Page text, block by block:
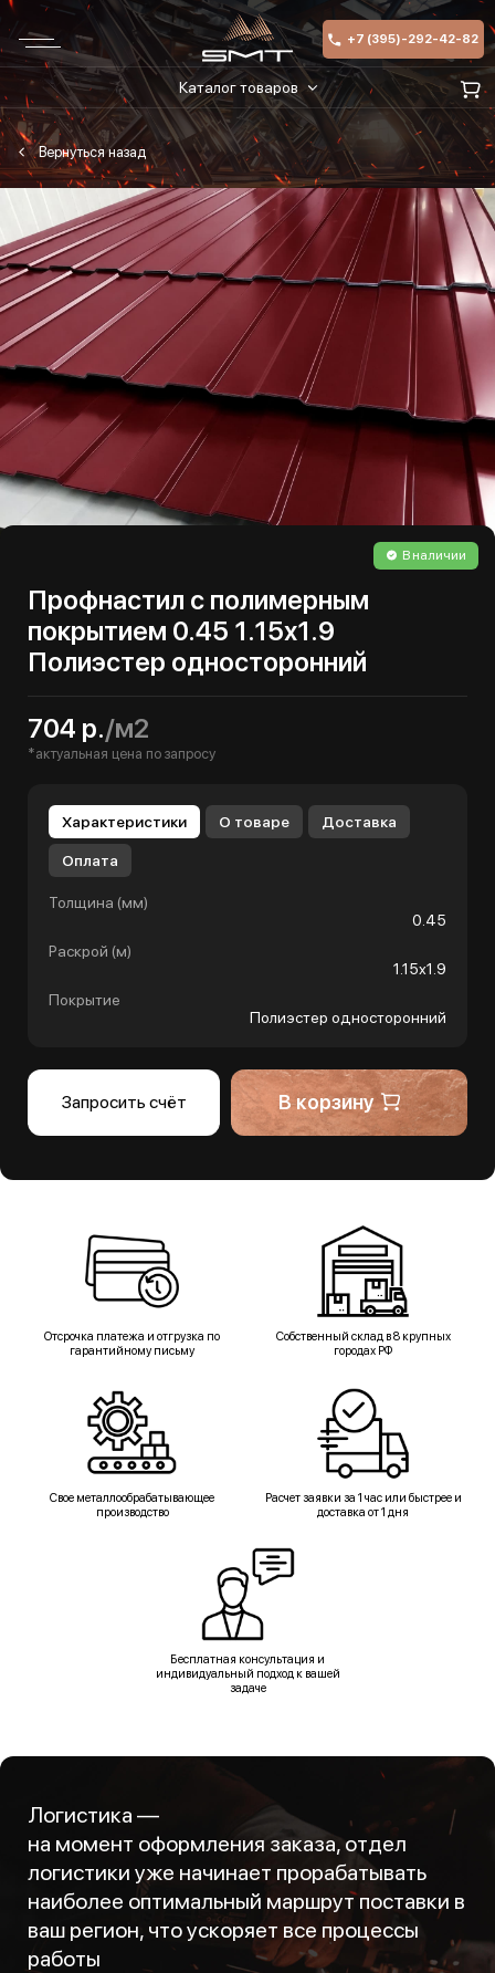
+7 (395)-292-42-82
Каталог товаров
В наличии
Профнастил с полимерным
покрытием 0.45 1.15х1.9
Полиэстер односторонний
704 р./м2
*актуальная цена по запросу
Характеристики О товаре Доставка
Оплата
Толщина (мм)
0.45
Раскрой (м)
1.15х1.9
Покрытие
Полиэстер односторонний
Запросить счёт В корзину
Отсрочка платежа и отгрузка по
гарантийному письму
Собственный склад в 8 крупных
городах РФ
Свое металлообрабатывающее
производство
Расчет заявки за 1 час или быстрее и
доставка от 1 дня
Бесплатная консультация и
индивидуальный подход к вашей
задаче
Логистика —
на момент оформления заказа, отдел
логистики уже начинает прорабатывать
наиболее оптимальный маршрут поставки в
ваш регион, что ускоряет все процессы
работы